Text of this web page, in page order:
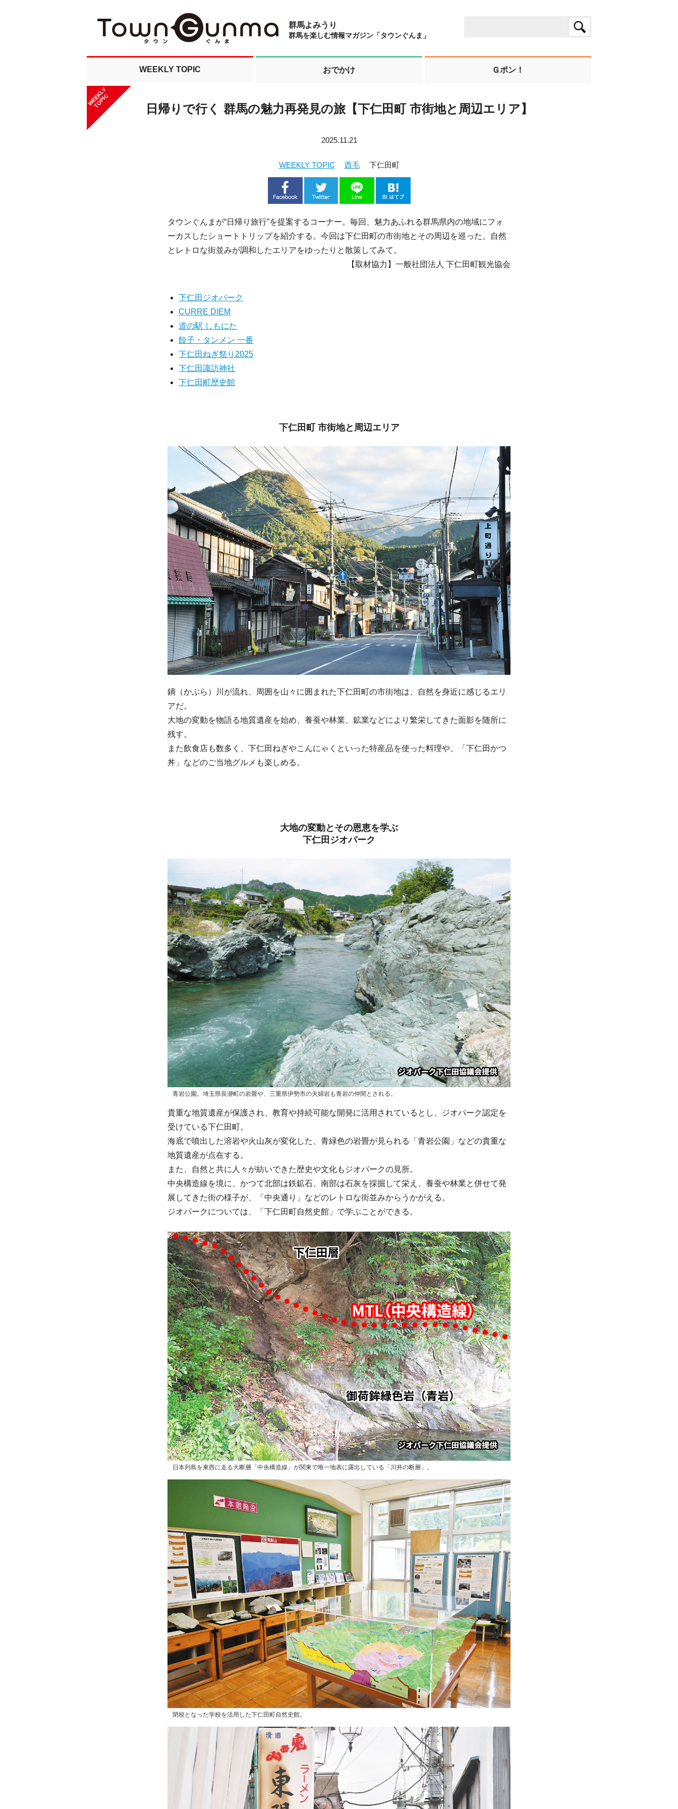
群馬よみうり
群馬を楽しむ情報マガジン「タウンぐんま」
WEEKLY TOPIC おでかけ Ｇポン！
WEEKLY
TOPIC 日帰りで行く 群馬の魅力再発見の旅【下仁田町 市街地と周辺エリア】
2025.11.21
WEEKLY TOPIC 西毛下仁田町
タウンぐんまが“日帰り旅行”を提案するコーナー。毎回、魅力あふれる群馬県内の地域にフォ
ーカスしたショートトリップを紹介する。今回は下仁田町の市街地とその周辺を巡った。自然
とレトロな街並みが調和したエリアをゆったりと散策してみて。
【取材協力】一般社団法人 下仁田町観光協会
下仁田ジオパーク
CURRE DIEM
道の駅 しもにた
餃子・タンメン 一番
下仁田ねぎ祭り2025
下仁田諏訪神社
下仁田町歴史館
下仁田町 市街地と周辺エリア
鏑（かぶら）川が流れ、周囲を山々に囲まれた下仁田町の市街地は、自然を身近に感じるエリ
アだ。
大地の変動を物語る地質遺産を始め、養蚕や林業、鉱業などにより繁栄してきた面影を随所に
残す。
また飲食店も数多く、下仁田ねぎやこんにゃくといった特産品を使った料理や、「下仁田かつ
丼」などのご当地グルメも楽しめる。
大地の変動とその恩恵を学ぶ
下仁田ジオパーク
青岩公園。埼玉県長瀞町の岩畳や、三重県伊勢市の夫婦岩も青岩の仲間とされる。
貴重な地質遺産が保護され、教育や持続可能な開発に活用されているとし、ジオパーク認定を
受けている下仁田町。
海底で噴出した溶岩や火山灰が変化した、青緑色の岩畳が見られる「青岩公園」などの貴重な
地質遺産が点在する。
また、自然と共に人々が紡いできた歴史や文化もジオパークの見所。
中央構造線を境に、かつて北部は鉄鉱石、南部は石灰を採掘して栄え、養蚕や林業と併せて発
展してきた街の様子が、「中央通り」などのレトロな街並みからうかがえる。
ジオパークについては、「下仁田町自然史館」で学ぶことができる。
日本列島を東西に走る大断層「中央構造線」が関東で唯一地表に露出している「川井の断層」。
閉校となった学校を活用した下仁田町自然史館。